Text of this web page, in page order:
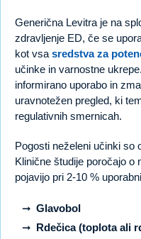
Generična Levitra je na
zdravljenje ED, če se
kot vsa sredstva za
učinke in varnostne
informirano uporabo in
uravnotežen pregled, ki
regulativnih smernicah.
Pogosti neželeni učinki so
Klinične študije poročajo o
pojavijo pri 2-10 %
Glavobol
Rdečica (toplota ali